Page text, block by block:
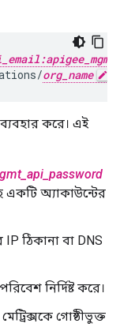
org_name
করে। এই
অ্যাকাউন্টের
ঠিকানা বা DNS
নির্দিষ্ট করে।
মেট্রিক্সকে গোষ্ঠীভুক্ত